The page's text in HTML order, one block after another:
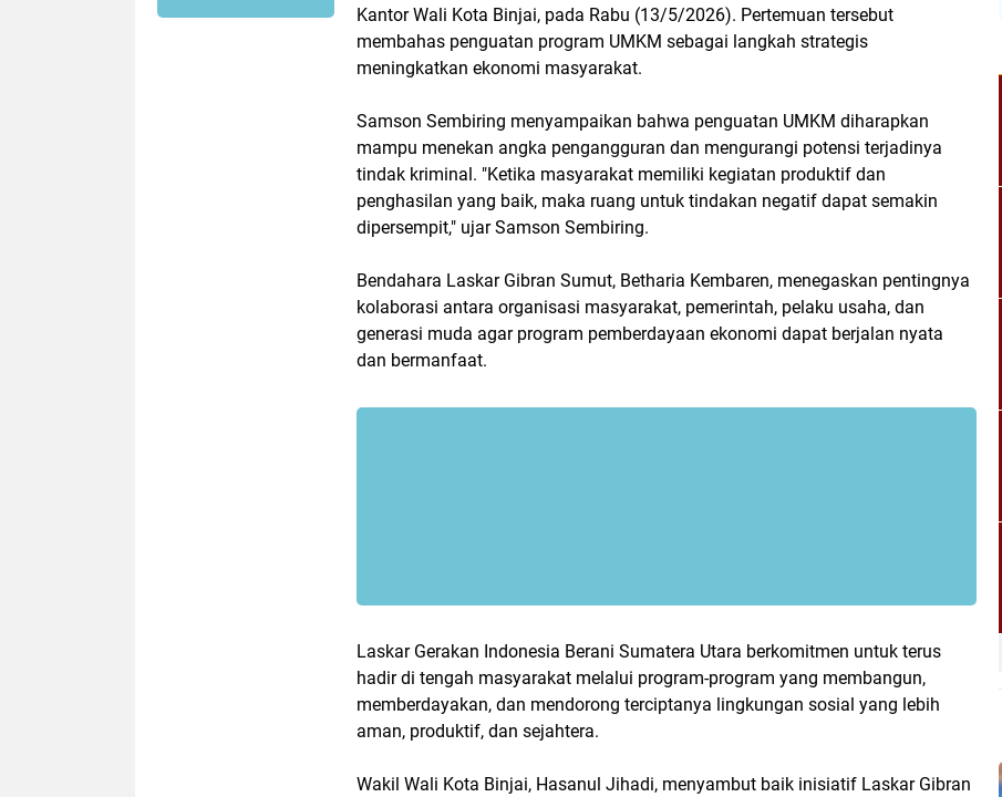
Kantor Wali Kota Binjai, pada Rabu (13/5/2026). Pertemuan tersebut
membahas penguatan program UMKM sebagai langkah strategis
meningkatkan ekonomi masyarakat.
Samson Sembiring menyampaikan bahwa penguatan UMKM diharapkan
mampu menekan angka pengangguran dan mengurangi potensi terjadinya
tindak kriminal. "Ketika masyarakat memiliki kegiatan produktif dan
penghasilan yang baik, maka ruang untuk tindakan negatif dapat semakin
dipersempit," ujar Samson Sembiring.
Bendahara Laskar Gibran Sumut, Betharia Kembaren, menegaskan pentingnya
kolaborasi antara organisasi masyarakat, pemerintah, pelaku usaha, dan
generasi muda agar program pemberdayaan ekonomi dapat berjalan nyata
dan bermanfaat.
Laskar Gerakan Indonesia Berani Sumatera Utara berkomitmen untuk terus
hadir di tengah masyarakat melalui program-program yang membangun,
memberdayakan, dan mendorong terciptanya lingkungan sosial yang lebih
aman, produktif, dan sejahtera.
Wakil Wali Kota Binjai, Hasanul Jihadi, menyambut baik inisiatif Laskar Gibran